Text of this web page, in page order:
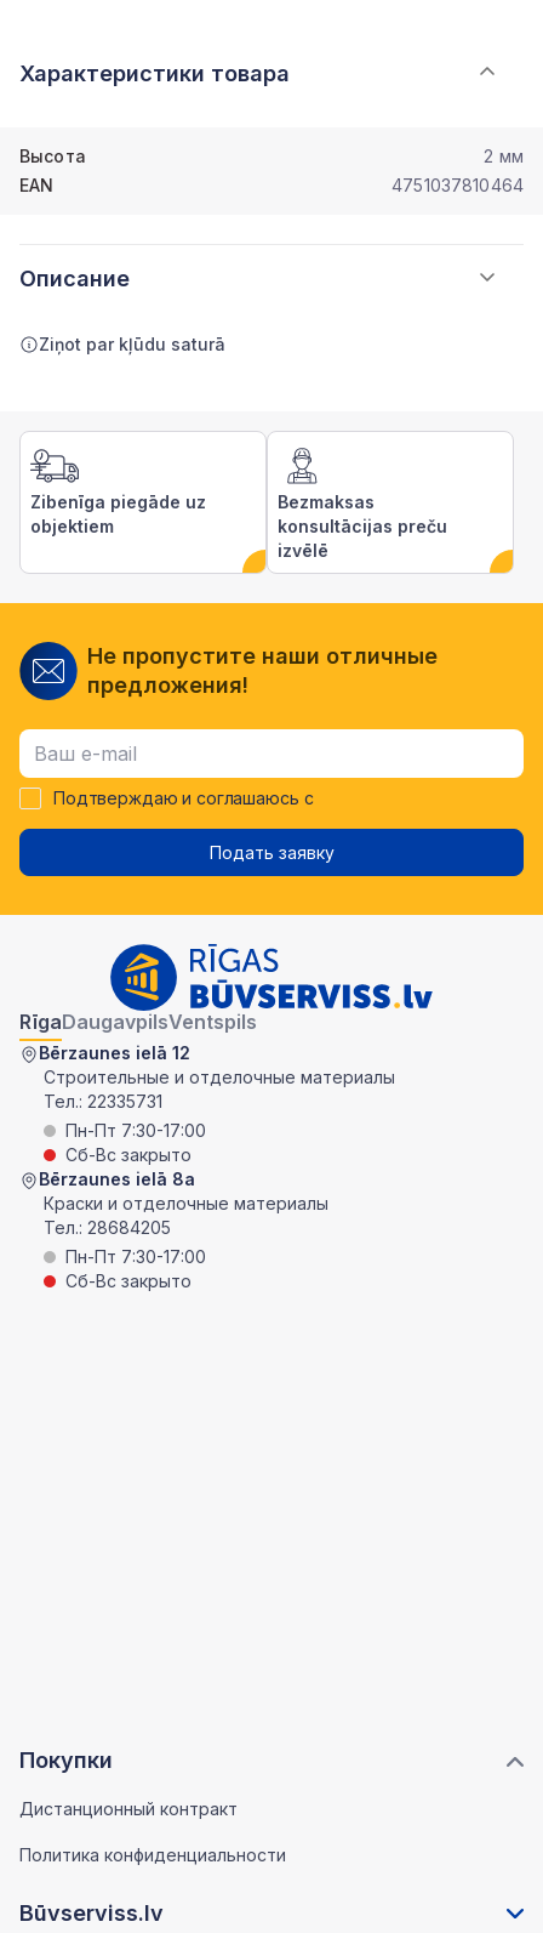
Характеристики товара
Высота
2 мм
EAN
4751037810464
Описание
Ziņot par kļūdu saturā
Zibenīga piegāde uz
objektiem
Bezmaksas
konsultācijas preču
izvēlē
Не пропустите наши отличные
предложения!
Подтверждаю и соглашаюсь с
Подать заявку
Покупки
Дистанционный контракт
Политика конфиденциальности
Būvserviss.lv
RīgaDaugavpilsVentspils
Bērzaunes ielā 12
Строительные и отделочные материалы
Тел.: 22335731
Пн-Пт 7:30-17:00
Сб-Вс закрыто
Bērzaunes ielā 8a
Краски и отделочные материалы
Тел.: 28684205
Пн-Пт 7:30-17:00
Сб-Вс закрыто